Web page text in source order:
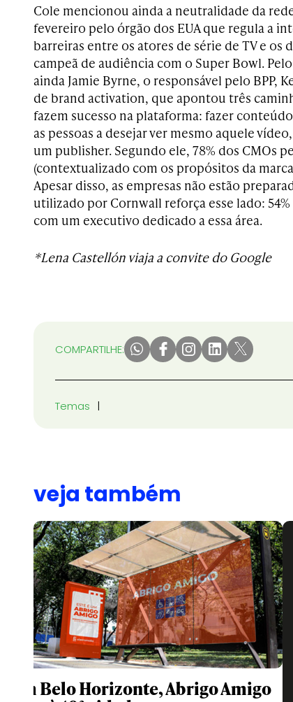
Cole mencionou ainda a neutralidade da
fevereiro pelo órgão dos EUA que regula a
barreiras entre os atores de série de TV e os
campeã de audiência com o Super Bowl.
ainda Jamie Byrne, o responsável pelo BPP,
de brand activation, que apontou três
fazem sucesso na plataforma: fazer
as pessoas a desejar ver mesmo aquele
um publisher. Segundo ele, 78% dos CMOs
(contextualizado com os propósitos da
Apesar disso, as empresas não estão
utilizado por Cornwall reforça esse lado:
com um executivo dedicado a essa área.
*Lena Castellón viaja a convite do Google
COMPARTILHE:
Temas
veja também
Com Belo Horizonte, Abrigo Amigo